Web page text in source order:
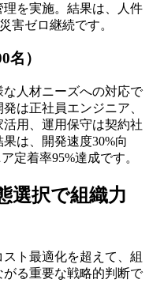
を実施。結果は、人件
害ゼロ継続です。
）
人材ニーズへの対応で
は正社員エンジニア、
用、運用保守は契約社
は、開発速度30%向
定着率95%達成です。
選択で組織力
ト最適化を超えて、組
る重要な戦略的判断で